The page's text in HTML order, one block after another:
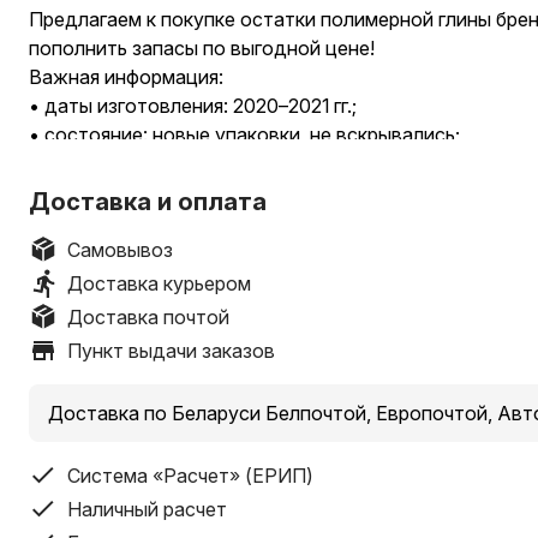
Предлагаем к покупке остатки полимерной глины
пополнить запасы по выгодной цене!
Важная информация:
• даты изготовления: 2020–2021 гг.;
• состояние: новые упаковки, не вскрывались;
Доступные цвета: цена со скидкой 4,48р
1.полимерная глина Артефакт 56г №116 Цветущая
2.полимерная глина Артефакт 56г №124 Светлый
3.полимерная глина Артефакт 56г №125 Календула
4.полимерная глина Артефакт 56г №1311
6. полимерная глина Артефакт 56г №177 Сливовый
8. полимерная глина Артефакт 56г №1713
9. полимерная глина Артефакт 56г №153 классический
Доставка и оплата
Самовывоз
Доставка курьером
Доставка почтой
Пункт выдачи заказов
Доставка по Беларуси Белпочтой, Европочтой,
Система «Расчет» (ЕРИП)
Наличный расчет